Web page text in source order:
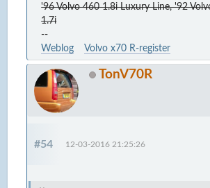
'96 Volvo 460 1.8i Luxury Line, '92
1.7i
--
Weblog
Volvo x70 R-register
TonV70R
#54 12-03-2016 21:25:26